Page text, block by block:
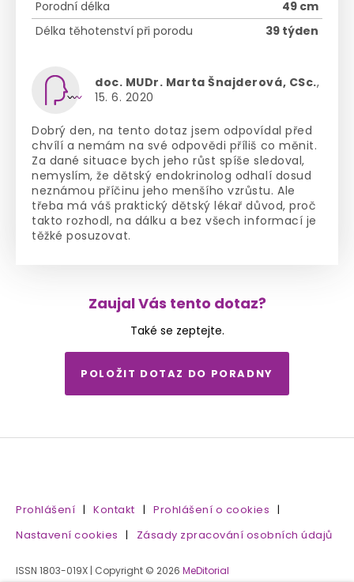
Porodní délka
49 cm
Délka těhotenství při porodu
39 týden
doc. MUDr. Marta Šnajderová, CSc.,
15. 6. 2020
Dobrý den, na tento dotaz jsem odpovídal před
chvílí a nemám na své odpovědi příliš co měnit.
Za dané situace bych jeho růst spíše sledoval,
nemyslím, že dětský endokrinolog odhalí dosud
neznámou příčinu jeho menšího vzrůstu. Ale
třeba má váš praktický dětský lékař důvod, proč
takto rozhodl, na dálku a bez všech informací je
těžké posuzovat.
Zaujal Vás tento dotaz?
Také se zeptejte.
POLOŽIT DOTAZ DO PORADNY
Prohlášení | Kontakt | Prohlášení o cookies |
Nastavení cookies | Zásady zpracování osobních údajů
ISSN 1803-019X | Copyright © 2026 MeDitorial